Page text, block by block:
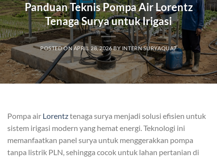
Panduan Teknis Pompa Air Lorentz
Tenaga Surya untuk Irigasi
POSTED ON APRIL 28, 2026BY INTERN SURYAQUA7
Pompa air Lorentztenaga surya menjadi solusi efisien untuk
sistem irigasi modern yang hemat energi. Teknologi ini
memanfaatkan panel surya untuk menggerakkan pompa
tanpa listrik PLN, sehingga cocok untuk lahan pertanian di